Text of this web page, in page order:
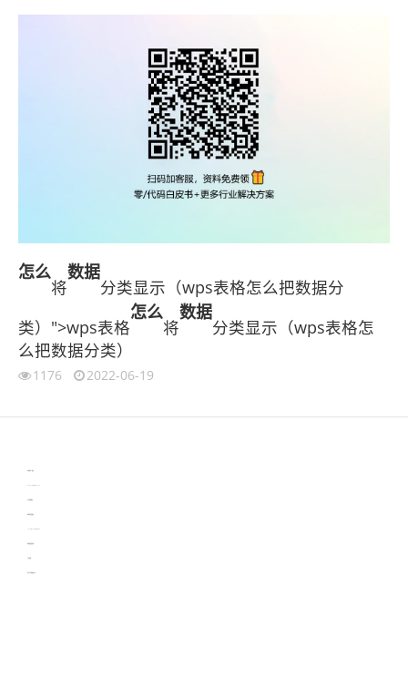
怎么
将
数据
分类显示（wps表格怎么把数据分
类）">wps表格
怎么
将
数据
分类显示（wps表格怎
么把数据分类）
1176 2022-06-19